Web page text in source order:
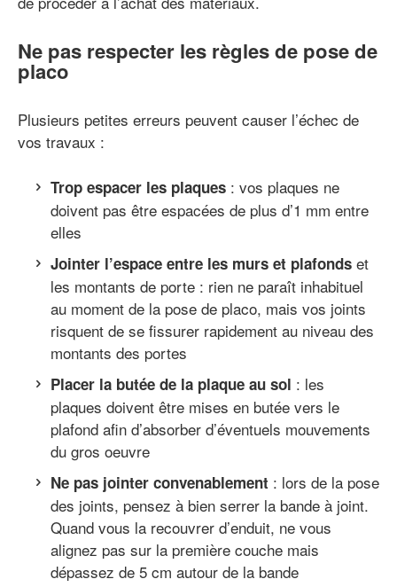
Ne pas respecter les règles de pose de
placo
Plusieurs petites erreurs peuvent causer l’échec de
vos travaux :
Trop espacer les plaques : vos plaques ne
doivent pas être espacées de plus d’1 mm entre
elles
Jointer l’espace entre les murs et plafonds et
les montants de porte : rien ne paraît inhabituel
au moment de la pose de placo, mais vos joints
risquent de se fissurer rapidement au niveau des
montants des portes
Placer la butée de la plaque au sol : les
plaques doivent être mises en butée vers le
plafond afin d’absorber d’éventuels mouvements
du gros oeuvre
Ne pas jointer convenablement : lors de la pose
des joints, pensez à bien serrer la bande à joint.
Quand vous la recouvrer d’enduit, ne vous
alignez pas sur la première couche mais
dépassez de 5 cm autour de la bande